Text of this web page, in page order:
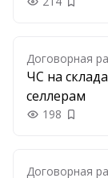
Договорная
ЧС на
селлерам
198
Договорная